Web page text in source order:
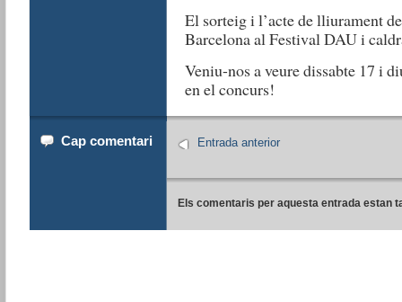
El sorteig i l’acte de lliurament
Barcelona al Festival DAU i
Veniu-nos a veure dissabte 17 i
en el concurs!
Cap comentari Entrada anterior
Els comentaris per aquesta entrada estan